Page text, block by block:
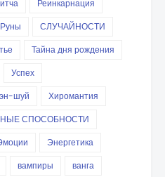
Реинкарнация
Руны
СЛУЧАЙНОСТИ
Тайна дня рождения
Успех
шуй
Хиромантия
СПОСОБНОСТИ
Энергетика
вампиры
ванга